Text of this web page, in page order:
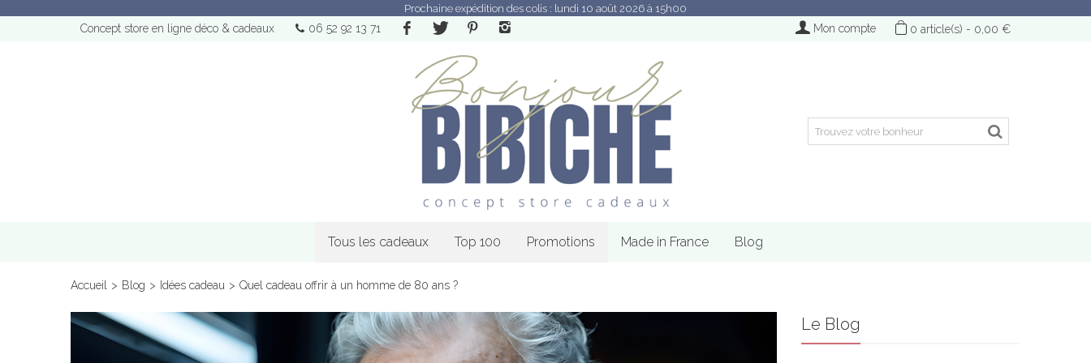
Prochaine expédition des colis : lundi 10 août 2026 à 15h00
Concept store en ligne déco & cadeaux 06 52 92 13 71 0 article(s) - 0,00 €
Mon compte
Tous les cadeaux Top 100 Promotions Made in France Blog
Accueil > Blog > Idées cadeau > Quel cadeau offrir à un homme de 80 ans ?
Le Blog